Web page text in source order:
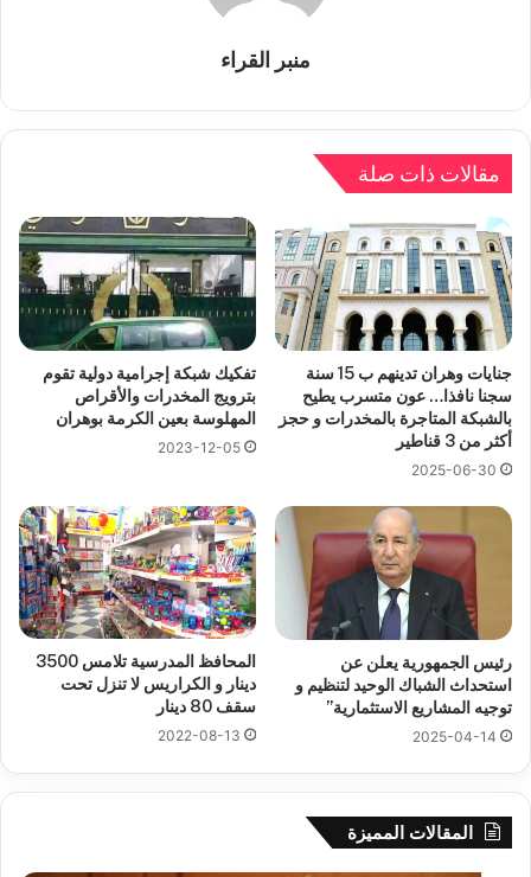
منبر القراء
مقالات ذات صلة
جنايات وهران تدينهم ب 15 سنة
سجنا نافذا… عون متسرب يطيح
بالشبكة المتاجرة بالمخدرات و حجز
أكثر من 3 قناطير
2025-06-30
تفكيك شبكة إجرامية دولية تقوم
بترويج المخدرات والأقراص
المهلوسة بعين الكرمة بوهران
2023-12-05
رئيس الجمهورية يعلن عن
استحداث الشباك الوحيد لتنظيم و
توجيه المشاريع الاستثمارية”
2025-04-14
المحافظ المدرسية تلامس 3500
دينار و الكراريس لا تنزل تحت
سقف 80 دينار
2022-08-13
المقالات المميزة